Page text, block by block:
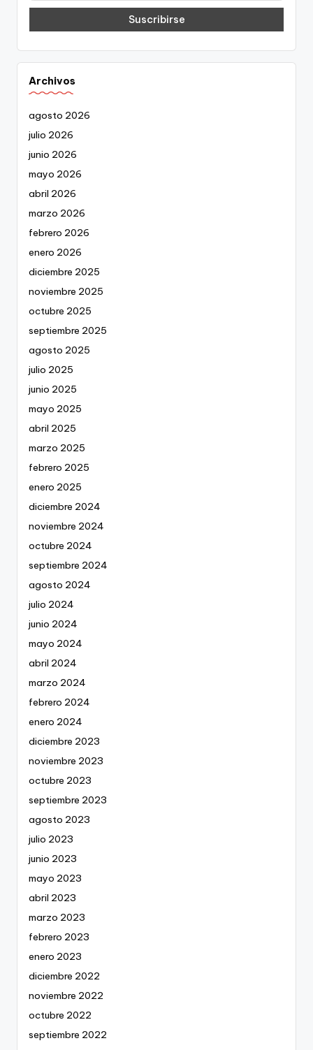
Archivos
agosto 2026
julio 2026
junio 2026
mayo 2026
abril 2026
marzo 2026
febrero 2026
enero 2026
diciembre 2025
noviembre 2025
octubre 2025
septiembre 2025
agosto 2025
julio 2025
junio 2025
mayo 2025
abril 2025
marzo 2025
febrero 2025
enero 2025
diciembre 2024
noviembre 2024
octubre 2024
septiembre 2024
agosto 2024
julio 2024
junio 2024
mayo 2024
abril 2024
marzo 2024
febrero 2024
enero 2024
diciembre 2023
noviembre 2023
octubre 2023
septiembre 2023
agosto 2023
julio 2023
junio 2023
mayo 2023
abril 2023
marzo 2023
febrero 2023
enero 2023
diciembre 2022
noviembre 2022
octubre 2022
septiembre 2022